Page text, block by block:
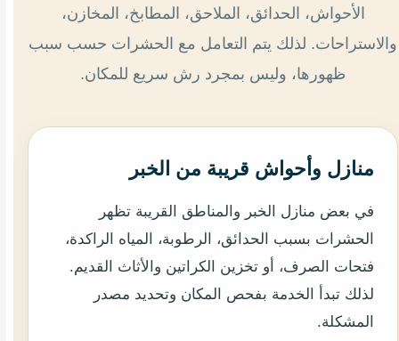
الأحواش، الحدائق، الملاحق، المطابخ، المخازن،
والاستراحات. لذلك يتم التعامل مع الحشرات حسب سبب
ظهورها، وليس بمجرد رش سريع للمكان.
منازل وأحواش قريبة من الخبر
في بعض منازل الخبر والمناطق القريبة تظهر
الحشرات بسبب الحدائق، الرطوبة، المياه الراكدة،
فتحات الصرف، أو تخزين الكراتين والأثاث القديم.
لذلك تبدأ الخدمة بفحص المكان وتحديد مصدر
المشكلة.